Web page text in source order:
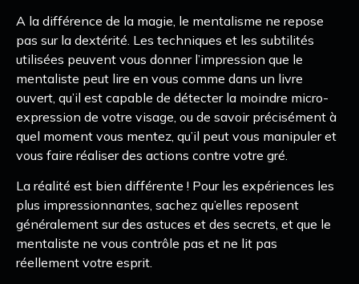
A la différence de la magie, le mentalisme ne repose
pas sur la dextérité. Les techniques et les subtilités
utilisées peuvent vous donner l’impression que le
mentaliste peut lire en vous comme dans un livre
ouvert, qu’il est capable de détecter la moindre micro-
expression de votre visage, ou de savoir précisément à
quel moment vous mentez, qu’il peut vous manipuler et
vous faire réaliser des actions contre votre gré.
La réalité est bien différente ! Pour les expériences les
plus impressionnantes, sachez qu’elles reposent
généralement sur des astuces et des secrets, et que le
mentaliste ne vous contrôle pas et ne lit pas
réellement votre esprit.